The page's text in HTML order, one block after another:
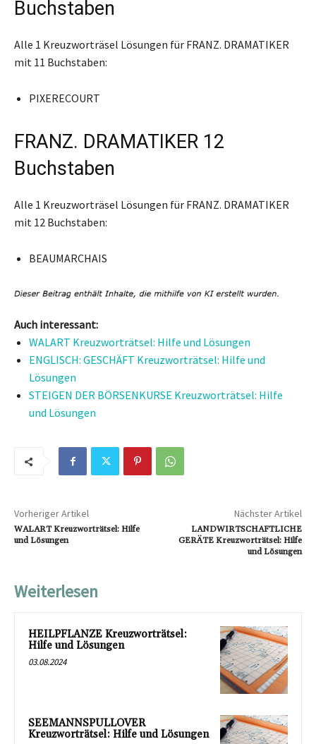
Buchstaben
Alle 1 Kreuzworträsel Lösungen für FRANZ. DRAMATIKER
mit 11 Buchstaben:
PIXERECOURT
FRANZ. DRAMATIKER 12
Buchstaben
Alle 1 Kreuzworträsel Lösungen für FRANZ. DRAMATIKER
mit 12 Buchstaben:
BEAUMARCHAIS
Auch interessant:
WALART Kreuzworträtsel: Hilfe und Lösungen
ENGLISCH: GESCHÄFT Kreuzworträtsel: Hilfe und
Lösungen
STEIGEN DER BÖRSENKURSE Kreuzworträtsel: Hilfe
und Lösungen
Vorheriger Artikel
WALART Kreuzworträtsel: Hilfe
und Lösungen
Nächster Artikel
LANDWIRTSCHAFTLICHE
GERÄTE Kreuzworträtsel: Hilfe
und Lösungen
Weiterlesen
HEILPFLANZE Kreuzworträtsel:
Hilfe und Lösungen
03.08.2024
SEEMANNSPULLOVER
Kreuzworträtsel: Hilfe und Lösungen